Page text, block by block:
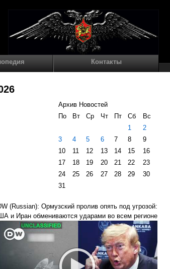
Контакты
Архив Новостей
По
Вт Ср Чт Пт Сб
Вс
1
2
3
4 5 6 7 8
9
10
11 12 13 14 15
16
17
18 19 20 21 22
23
24
25 26 27 28 29
30
31
(Russian): Ормузский пролив опять под угрозой:
и Иран обмениваются ударами во всем регионе